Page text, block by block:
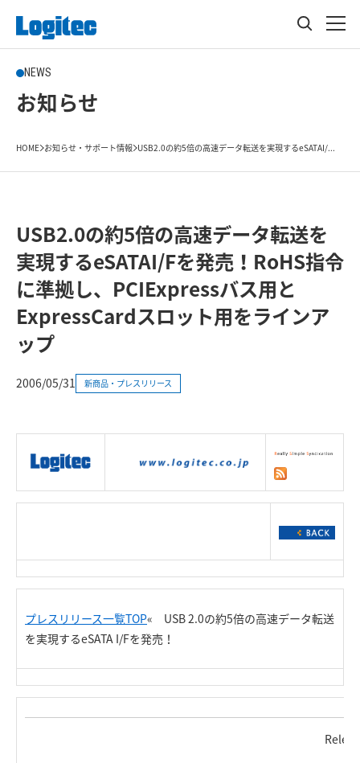
NEWS
お知らせ
HOME お知らせ・サポート情報 USB2.0の約5倍の高速データ転送を実現するeSATAI/...
USB2.0の約5倍の高速データ転送を
実現するeSATAI/Fを発売！RoHS指令
に準拠し、PCIExpressバス用と
ExpressCardスロット用をラインア
ップ
2006/05/31 新商品・プレスリリース
プレスリリース一覧TOP« USB 2.0の約5倍の高速データ転送
を実現するeSATA I/Fを発売！